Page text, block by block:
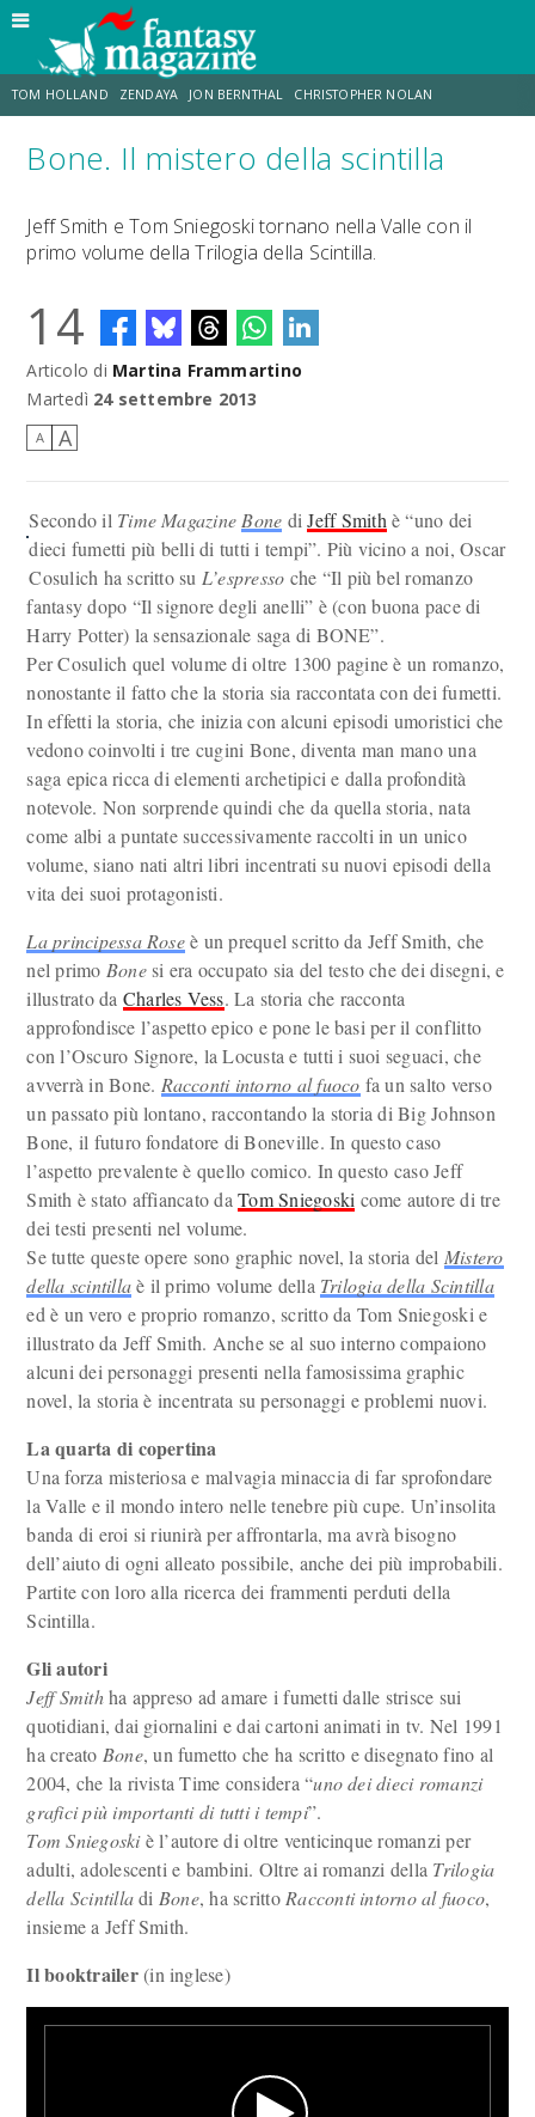
TOM HOLLAND ZENDAYA JON BERNTHAL CHRISTOPHER NOLAN
STRANIMONDI LUCCA COMICS & GAMES ODISSEA JACOB BATALON
SPIDER-MAN: BRAND NEW DAY MICHAEL MANDO
Bone. Il mistero della scintilla
Jeff Smith e Tom Sniegoski tornano nella Valle con il
primo volume della Trilogia della Scintilla.
14
Articolo di Martina Frammartino
Martedì 24 settembre 2013
A A
Secondo il Time Magazine Bone diJeff Smith è “uno dei
dieci fumetti più belli di tutti i tempi”. Più vicino a noi, Oscar
Cosulich ha scritto su L’espresso che “Il più bel romanzo
fantasy dopo “Il signore degli anelli” è (con buona pace di
Harry Potter) la sensazionale saga di BONE”.
Per Cosulich quel volume di oltre 1300 pagine è un romanzo,
nonostante il fatto che la storia sia raccontata con dei fumetti.
In effetti la storia, che inizia con alcuni episodi umoristici che
vedono coinvolti i tre cugini Bone, diventa man mano una
saga epica ricca di elementi archetipici e dalla profondità
notevole. Non sorprende quindi che da quella storia, nata
come albi a puntate successivamente raccolti in un unico
volume, siano nati altri libri incentrati su nuovi episodi della
vita dei suoi protagonisti.
La principessa Roseè un prequel scritto da Jeff Smith, che
nel primo Bonesi era occupato sia del testo che dei disegni, e
illustrato da Charles Vess. La storia che racconta
approfondisce l’aspetto epico e pone le basi per il conflitto
con l’Oscuro Signore, la Locusta e tutti i suoi seguaci, che
avverrà in Bone. Racconti intorno al fuoco fa un salto verso
un passato più lontano, raccontando la storia di Big Johnson
Bone, il futuro fondatore di Boneville. In questo caso
l’aspetto prevalente è quello comico. In questo caso Jeff
Smith è stato affiancato daTom Sniegoski come autore di tre
dei testi presenti nel volume.
Se tutte queste opere sono graphic novel, la storia del Mistero
della scintillaè il primo volume della Trilogia della Scintilla
ed è un vero e proprio romanzo, scritto da Tom Sniegoski e
illustrato da Jeff Smith. Anche se al suo interno compaiono
alcuni dei personaggi presenti nella famosissima graphic
novel, la storia è incentrata su personaggi e problemi nuovi.
La quarta di copertina
Una forza misteriosa e malvagia minaccia di far sprofondare
la Valle e il mondo intero nelle tenebre più cupe. Un’insolita
banda di eroi si riunirà per affrontarla, ma avrà bisogno
dell’aiuto di ogni alleato possibile, anche dei più improbabili.
Partite con loro alla ricerca dei frammenti perduti della
Scintilla.
Gli autori
Jeff Smithha appreso ad amare i fumetti dalle strisce sui
quotidiani, dai giornalini e dai cartoni animati in tv. Nel 1991
ha creato Bone, un fumetto che ha scritto e disegnato fino al
2004, che la rivista Time considera “uno dei dieci romanzi
grafici più importanti di tutti i tempi”.
Tom Sniegoskiè l’autore di oltre venticinque romanzi per
adulti, adolescenti e bambini. Oltre ai romanzi della Trilogia
della Scintilladi Bone, ha scritto Racconti intorno al fuoco,
insieme a Jeff Smith.
Il booktrailer(in inglese)